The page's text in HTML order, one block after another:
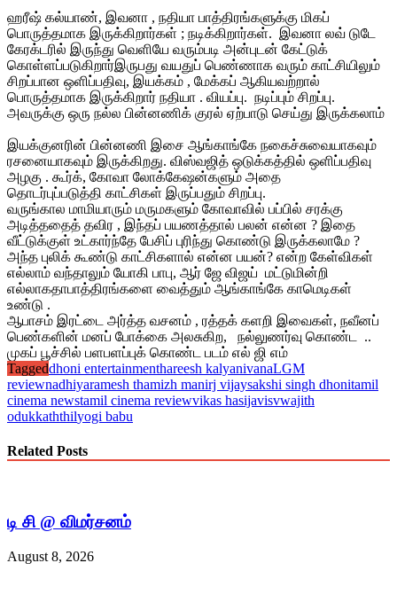
ஹரீஷ் கல்யாண், இவனா , நதியா பாத்திரங்களுக்கு மிகப்
பொருத்தமாக இருக்கிறார்கள் ; நடிக்கிறார்கள். இவனா லவ் டுடே
கேரக்டரில் இருந்து வெளியே வரும்படி அன்புடன் கேட்டுக்
கொள்ளப்படுகிறார்இருபது வயதுப் பெண்ணாக வரும் காட்சியிலும்
சிறப்பான ஒளிப்பதிவு, இயக்கம் , மேக்கப் ஆகியவற்றால்
பொருத்தமாக இருக்கிறார் நதியா . வியப்பு. நடிப்பும் சிறப்பு.
அவருக்கு ஒரு நல்ல பின்னணிக் குரல் ஏற்பாடு செய்து இருக்கலாம்
இயக்குனரின் பின்னணி இசை ஆங்காங்கே நகைச்சுவையாகவும்
ரசனையாகவும் இருக்கிறது. விஸ்வஜித் ஒடுக்கத்தில் ஒளிப்பதிவு
அழகு . கூர்க், கோவா லோக்கேஷன்களும் அதை
தொடர்புப்படுத்தி காட்சிகள் இருப்பதும் சிறப்பு.
வருங்கால மாமியாரும் மருமகளும் கோவாவில் பப்பில் சரக்கு
அடித்ததைத் தவிர , இந்தப் பயணத்தால் பலன் என்ன ? இதை
வீட்டுக்குள் உட்கார்ந்தே பேசிப் புரிந்து கொண்டு இருக்கலாமே ?
அந்த புலிக் கூண்டு காட்சிகளால் என்ன பயன்? என்ற கேள்விகள்
எல்லாம் வந்தாலும் யோகி பாபு, ஆர் ஜே விஜய் மட்டுமின்றி
எல்லாகதாபாத்திரங்களை வைத்தும் ஆங்காங்கே காமெடிகள்
உண்டு .
ஆபாசம் இரட்டை அர்த்த வசனம் , ரத்தக் களறி இவைகள், நவீனப்
பெண்களின் மனப் போக்கை அலசுகிற, நல்லுணர்வு கொண்ட ..
முகப் பூச்சில் பளபளப்புக் கொண்ட படம் எல் ஜி எம்
Taggeddhoni entertainmenthareesh kalyanivanaLGM
reviewnadhiyaramesh thamizh manirj vijaysakshi singh dhonitamil
cinema newstamil cinema reviewvikas hasijavisvwajith
odukkaththilyogi babu
Related Posts
டி சி @ விமர்சனம்
August 8, 2026